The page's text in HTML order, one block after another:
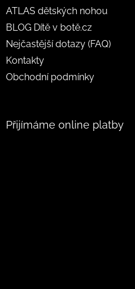
ATLAS dětských nohou
BLOG Dítě v botě.cz
Nejčastější dotazy (FAQ)
Kontakty
Obchodní podmínky
Přijímáme online platby